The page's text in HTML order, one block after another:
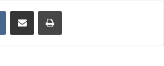
VKontakteShare via Email Print